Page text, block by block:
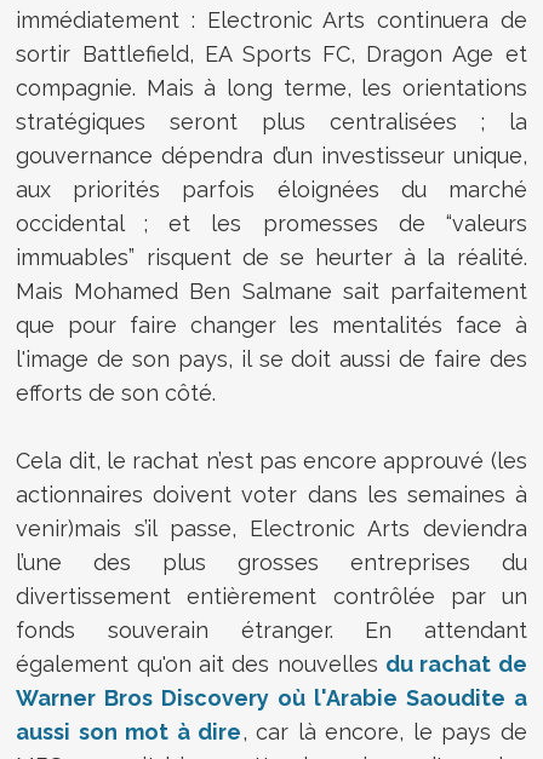
immédiatement : Electronic Arts continuera de
sortir Battlefield, EA Sports FC, Dragon Age et
compagnie. Mais à long terme, les orientations
stratégiques seront plus centralisées ; la
gouvernance dépendra d’un investisseur unique,
aux priorités parfois éloignées du marché
occidental ; et les promesses de “valeurs
immuables” risquent de se heurter à la réalité.
Mais Mohamed Ben Salmane sait parfaitement
que pour faire changer les mentalités face à
l'image de son pays, il se doit aussi de faire des
efforts de son côté.
Cela dit, le rachat n’est pas encore approuvé (les
actionnaires doivent voter dans les semaines à
venir)mais s’il passe, Electronic Arts deviendra
l’une des plus grosses entreprises du
divertissement entièrement contrôlée par un
fonds souverain étranger. En attendant
également qu'on ait des nouvelles du rachat de
Warner Bros Discovery où l'Arabie Saoudite a
aussi son mot à dire, car là encore, le pays de